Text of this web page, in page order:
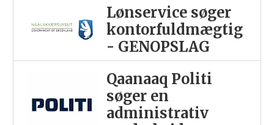
Lønservice søger
kontorfuldmægtig
- GENOPSLAG
Qaanaaq Politi
søger en
administrativ